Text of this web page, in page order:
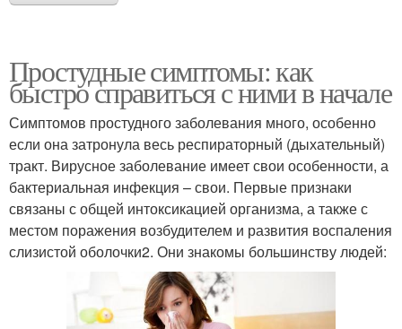
Простудные симптомы: как
быстро справиться с ними в начале
Симптомов простудного заболевания много, особенно
если она затронула весь респираторный (дыхательный)
тракт. Вирусное заболевание имеет свои особенности, а
бактериальная инфекция – свои. Первые признаки
связаны с общей интоксикацией организма, а также с
местом поражения возбудителем и развития воспаления
слизистой оболочки2. Они знакомы большинству людей: